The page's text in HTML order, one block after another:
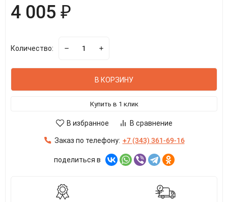
4 005 ₽
Количество:
В КОРЗИНУ
Купить в 1 клик
В избранное В сравнение
Заказ по телефону: +7 (343) 361-69-16
поделиться в